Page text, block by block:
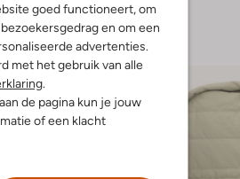
goed functioneert, om
en om een
advertenties.
met het gebruik van alle
.
de pagina kun je jouw
of een klacht